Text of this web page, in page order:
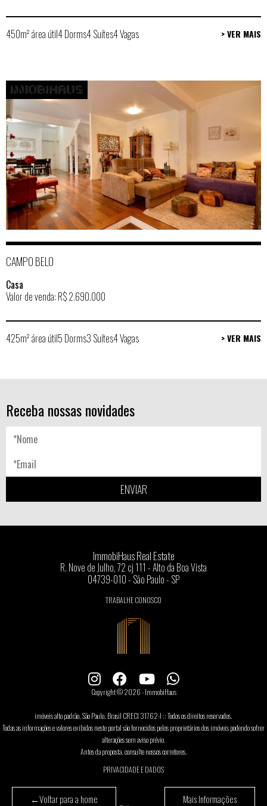
450m² área útil4 Dorms4 Suítes4 Vagas > VER MAIS
CAMPO BELO
Casa
Valor de venda: R$ 2.690.000
425m² área útil5 Dorms3 Suítes4 Vagas > VER MAIS
← Voltar para a home Mais Informações
Receba nossas novidades
ENVIAR
ImmobiHaus Real Estate
R. Nove de Julho, 72 cj 111 - Alto da Boa Vista
04739-010 - São Paulo - SP
TRABALHE CONOSCO
Copyright © 2026 - ImmobiHaus
imóveis alto padrão, São Paulo, Brasil CRECI 31762-J :: Todos os direitos reservados.
Todas as informações e valores exibidos neste portal são fornecidos pelos proprietários dos imóveis podendo sofrer
alterações sem aviso prévio.
Antes da proposta, consulte nossos corretores.
PRIVACIDADE E DADOS